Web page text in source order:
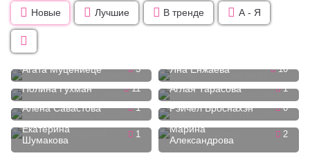
Новые Лучшие В тренде А - Я
Агата Муцениеце 3 Яна Енжаева 10
Полина Гухман 11 Аглая Тарасова 1
Алена Савастова 1 Рэйчел Броснахэн 0
Екатерина
Шумакова
1
Марина
Александрова
2